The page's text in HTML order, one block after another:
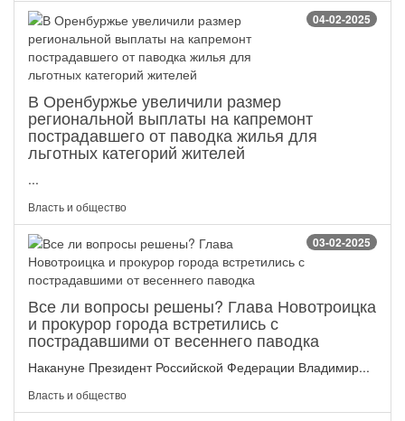
04-02-2025
В Оренбуржье увеличили размер
региональной выплаты на капремонт
пострадавшего от паводка жилья для
льготных категорий жителей
...
Власть и общество
03-02-2025
Все ли вопросы решены? Глава Новотроицка
и прокурор города встретились с
пострадавшими от весеннего паводка
Накануне Президент Российской Федерации Владимир...
Власть и общество